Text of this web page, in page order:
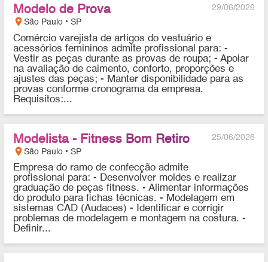
29/06/2026
Modelo de Prova
location_onSão Paulo • SP
Comércio varejista de artigos do vestuário e
acessórios femininos admite profissional para: -
Vestir as peças durante as provas de roupa; - Apoiar
na avaliação de caimento, conforto, proporções e
ajustes das peças; - Manter disponibilidade para as
provas conforme cronograma da empresa.
Requisitos:...
25/06/2026
Modelista - Fitness Bom Retiro
location_onSão Paulo • SP
Empresa do ramo de confecção admite
profissional para: - Desenvolver moldes e realizar
graduação de peças fitness. - Alimentar informações
do produto para fichas técnicas. - Modelagem em
sistemas CAD (Audaces) - Identificar e corrigir
problemas de modelagem e montagem na costura. -
Definir...